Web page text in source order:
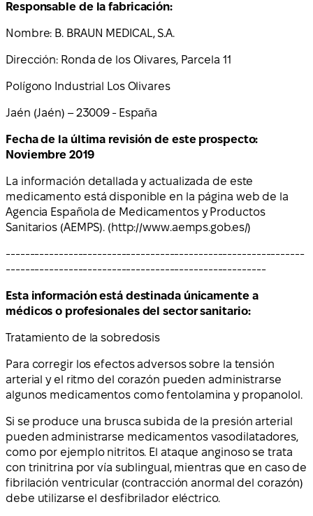
Responsable de la fabricación:
Nombre: B. BRAUN MEDICAL, S.A.
Dirección: Ronda de los Olivares, Parcela 11
Polígono Industrial Los Olivares
Jaén (Jaén) – 23009 - España
Fecha de la última revisión de este prospecto:
Noviembre 2019
La información detallada y actualizada de este
medicamento está disponible en la página web de la
Agencia Española de Medicamentos y Productos
Sanitarios (AEMPS). (http://www.aemps.gob.es/)
--------------------------------------------------------------
------------------------------------------------------
Esta información está destinada únicamente a
médicos o profesionales del sector sanitario:
Tratamiento de la sobredosis
Para corregir los efectos adversos sobre la tensión
arterial y el ritmo del corazón pueden administrarse
algunos medicamentos como fentolamina y propanolol.
Si se produce una brusca subida de la presión arterial
pueden administrarse medicamentos vasodilatadores,
como por ejemplo nitritos. El ataque anginoso se trata
con trinitrina por vía sublingual, mientras que en caso de
fibrilación ventricular (contracción anormal del corazón)
debe utilizarse el desfibrilador eléctrico.